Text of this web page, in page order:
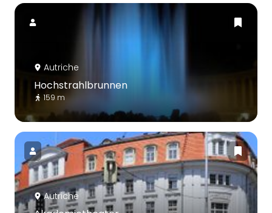
Autriche
Hochstrahlbrunnen
159 m
Autriche